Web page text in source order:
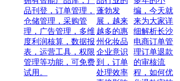
品刊登，订单管理，
仓储管理，采购管
理，广告管理，多维
度利润核算，数据报
表，运营工具，权限
管理等功能，可免费
试用。
蓬勃发
展，越来
越多的惠
州化妆品
企业意识
到，订单
处理效率
编，今天就
来为大家详
细解析长沙
电商订单管
理订单退款
的审核流
程，如何优